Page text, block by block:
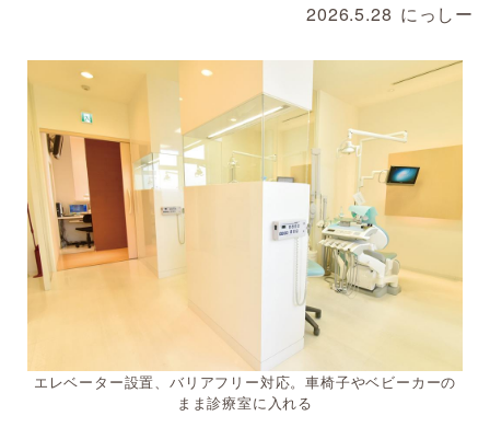
2026.5.28 にっしー
エレベーター設置、バリアフリー対応。車椅子やベビーカーの
まま診療室に入れる